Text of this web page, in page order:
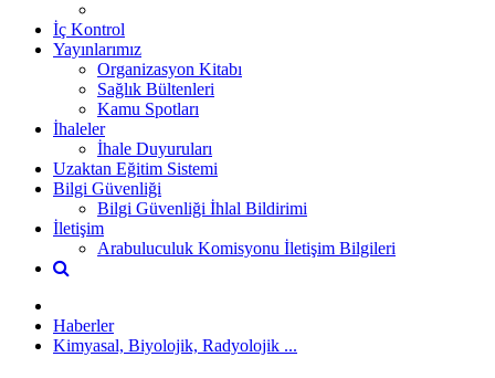
İç Kontrol
Yayınlarımız
Organizasyon Kitabı
Sağlık Bültenleri
Kamu Spotları
İhaleler
İhale Duyuruları
Uzaktan Eğitim Sistemi
Bilgi Güvenliği
Bilgi Güvenliği İhlal Bildirimi
İletişim
Arabuluculuk Komisyonu İletişim Bilgileri
Haberler
Kimyasal, Biyolojik, Radyolojik ...